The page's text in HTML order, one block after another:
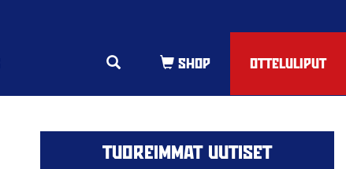
OTTELULIPUT
TUOREIMMAT UUTISET